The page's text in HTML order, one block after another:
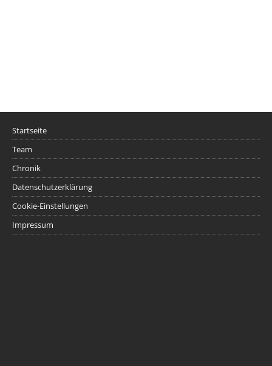
Startseite
Team
Chronik
Datenschutzerklärung
Cookie-Einstellungen
Impressum